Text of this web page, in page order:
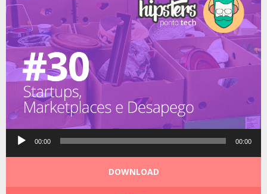
Tocador 00:00 00:00
DOWNLOAD